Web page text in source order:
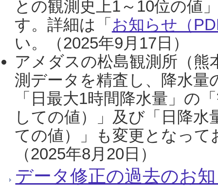
との観測史上1～10位の値
す。詳細は「 お知らせ（
い。（2025年9月17日）
アメダスの松島観測所（熊
測データを精査し、降水
「日最大1時間降水量」の
しての値）」及び「日降
ての値）」も変更となっ
（2025年8月20日）
データ修正の過去のお